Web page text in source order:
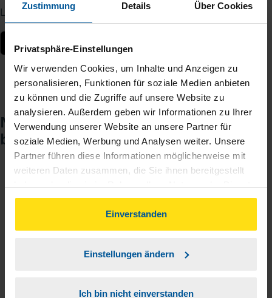
Zustimmung Details Über Cookies
Privatsphäre-Einstellungen
Wir verwenden Cookies, um Inhalte und Anzeigen zu
personalisieren, Funktionen für soziale Medien anbieten
zu können und die Zugriffe auf unsere Website zu
analysieren. Außerdem geben wir Informationen zu Ihrer
Verwendung unserer Website an unsere Partner für
soziale Medien, Werbung und Analysen weiter. Unsere
Partner führen diese Informationen möglicherweise mit
weiteren Daten zusammen, die Sie ihnen bereitgestellt
haben oder die sie im Rahmen Ihrer Nutzung der Dienste
gesammelt haben. Indem Sie auf Einverstanden klicken,
können Sie der Verwendung von Cookies, gemäß
unserer➔ Datenschutzrichtliniezustimmen.
Einverstanden
Einstellungen ändern
Ich bin nicht einverstanden
Laden Sie die App kostenlos herunter:
Noch keinen Zugang? So einfach
beantragen Sie ihn.
1
Sie teilen mir mit, dass Sie MeineVLH nutzen
wollen.
Sie bekommen eine E-Mail mit Ihren Zugangsdaten